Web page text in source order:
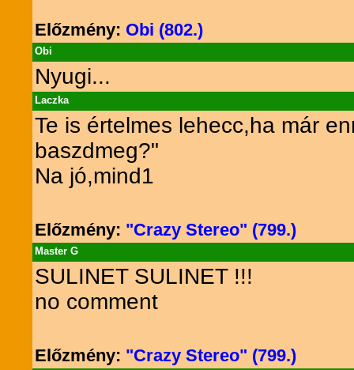
Előzmény: Obi (802.)
Obi
Nyugi...
Laczka
Te is értelmes lehecc,ha már
baszdmeg?"
Na jó,mind1
Előzmény: "Crazy Stereo" (799.)
Master G
SULINET SULINET !!!
no comment
Előzmény: "Crazy Stereo" (799.)